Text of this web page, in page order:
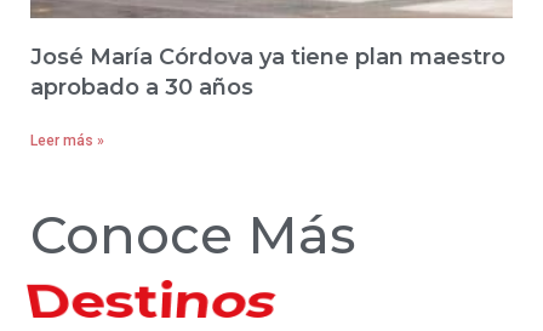
José María Córdova ya tiene plan maestro
aprobado a 30 años
Leer más »
Conoce Más
Hoteles